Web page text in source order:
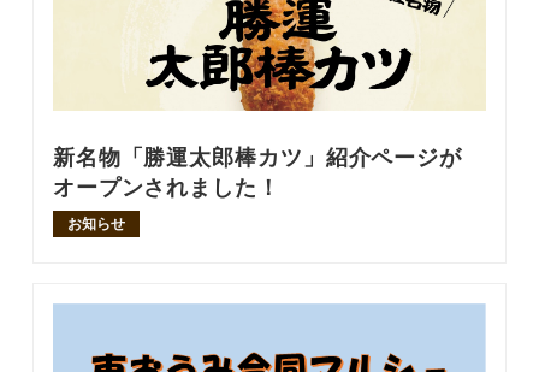
新名物「勝運太郎棒カツ」紹介ページが
オープンされました！
お知らせ